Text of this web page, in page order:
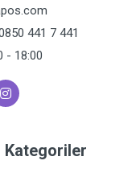
441 7 441
- 18:00
Kategoriler